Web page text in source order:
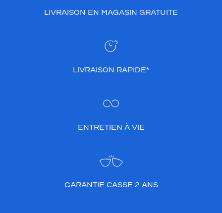
LIVRAISON EN MAGASIN GRATUITE
LIVRAISON RAPIDE*
ENTRETIEN À VIE
GARANTIE CASSE 2 ANS